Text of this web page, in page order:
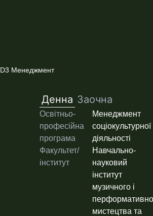
D3 Менеджмент
Денна Заочна
Освітньо-
професійна
програма
Менеджмент
соціокультурної
діяльності
Факультет/
інститут
Навчально-
науковий
інститут
музичного і
мистецтва та